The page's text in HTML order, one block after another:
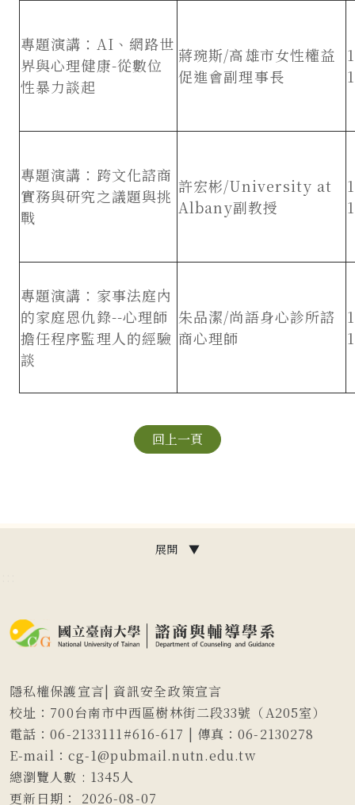
專題演講：AI、網路世
界與心理健康-從數位
性暴力談起
蔣琬斯/高雄市女性權益
促進會副理事長
專題演講：跨文化諮商
實務與研究之議題與挑
戰
許宏彬/University at
Albany副教授
專題演講：家事法庭內
的家庭恩仇錄--心理師
擔任程序監理人的經驗
談
朱品潔/尚語身心診所諮
商心理師
展開 ▼
隱私權保護宣言|資訊安全政策宣言
校址：700台南市中西區樹林街二段33號（A205室）
電話：06-2133111#616-617 | 傳真：06-2130278
E-mail：cg-1@pubmail.nutn.edu.tw
總瀏覽人數 : 1345人
更新日期： 2026-08-07